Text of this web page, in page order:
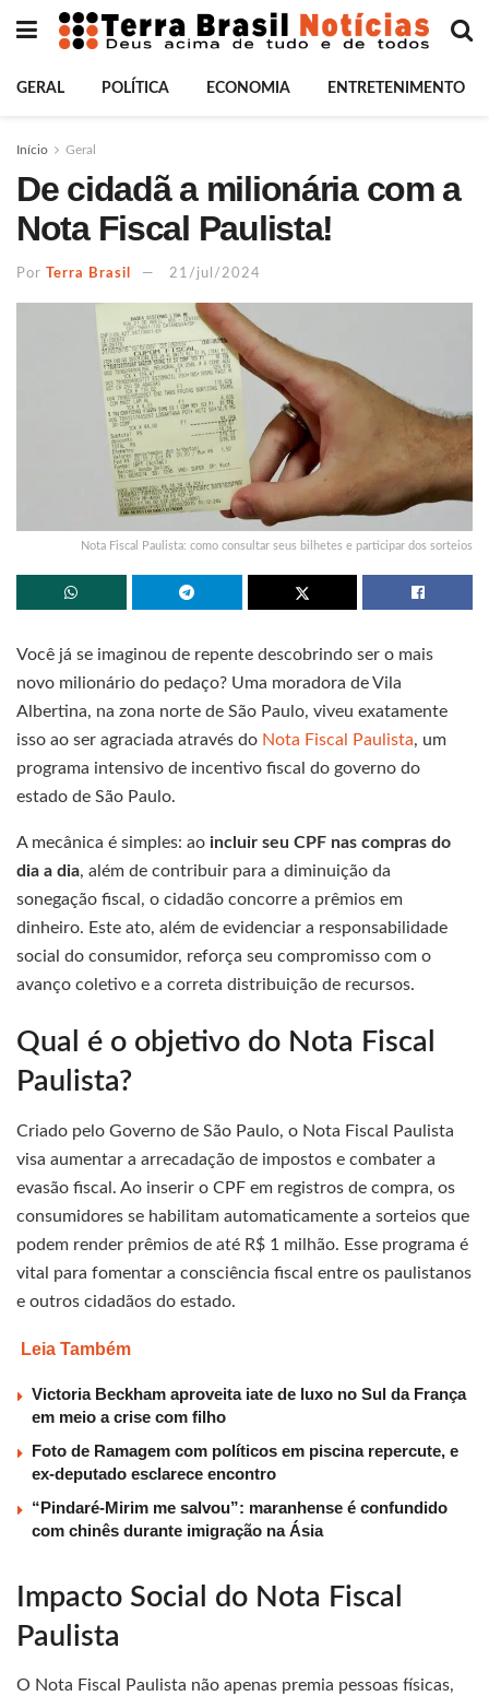
GERAL POLÍTICA ECONOMIA ENTRETENIMENTO
Início Geral
De cidadã a milionária com a
Nota Fiscal Paulista!
Por Terra Brasil 21/jul/2024
Nota Fiscal Paulista: como consultar seus bilhetes e participar dos sorteios
Você já se imaginou de repente descobrindo ser o mais
novo milionário do pedaço? Uma moradora de Vila
Albertina, na zona norte de São Paulo, viveu exatamente
isso ao ser agraciada através do Nota Fiscal Paulista, um
programa intensivo de incentivo fiscal do governo do
estado de São Paulo.
A mecânica é simples: ao incluir seu CPF nas compras do
dia a dia, além de contribuir para a diminuição da
sonegação fiscal, o cidadão concorre a prêmios em
dinheiro. Este ato, além de evidenciar a responsabilidade
social do consumidor, reforça seu compromisso com o
avanço coletivo e a correta distribuição de recursos.
Qual é o objetivo do Nota Fiscal
Paulista?
Criado pelo Governo de São Paulo, o Nota Fiscal Paulista
visa aumentar a arrecadação de impostos e combater a
evasão fiscal. Ao inserir o CPF em registros de compra, os
consumidores se habilitam automaticamente a sorteios que
podem render prêmios de até R$ 1 milhão. Esse programa é
vital para fomentar a consciência fiscal entre os paulistanos
e outros cidadãos do estado.
Leia Também
Victoria Beckham aproveita iate de luxo no Sul da França
em meio a crise com filho
Foto de Ramagem com políticos em piscina repercute, e
ex-deputado esclarece encontro
“Pindaré-Mirim me salvou”: maranhense é confundido
com chinês durante imigração na Ásia
Impacto Social do Nota Fiscal
Paulista
O Nota Fiscal Paulista não apenas premia pessoas físicas,